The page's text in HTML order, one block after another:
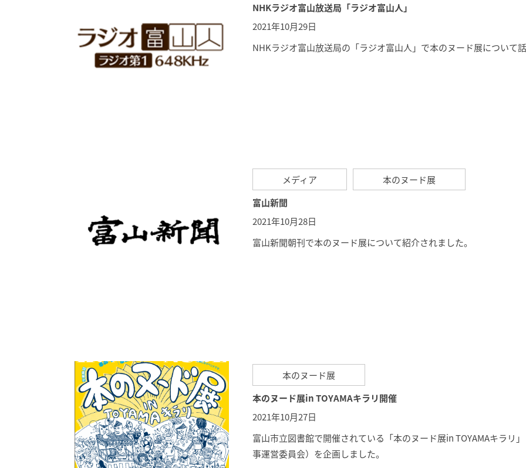
NHKラジオ富山放送局「ラジオ富山人」
2021年10月29日
NHKラジオ富山放送局の「ラジオ富山人 」で本のヌード展について
メディア
本のヌード展
富山新聞
2021年10月28日
富山新聞朝刊で本のヌード展について紹介されました。
本のヌード展
本のヌード展in TOYAMAキラリ開催
2021年10月27日
富山市立図書館で開催されている「本のヌード展in TOYAMAキラリ
事運営委員会）を企画しました。